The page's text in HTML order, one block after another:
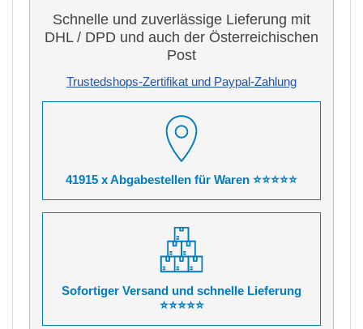
Schnelle und zuverlässige Lieferung mit
DHL / DPD und auch der Österreichischen
Post
Trustedshops-Zertifikat und Paypal-Zahlung
41915 x Abgabestellen für Waren ⭐⭐⭐⭐⭐
Sofortiger Versand und schnelle Lieferung
⭐⭐⭐⭐⭐